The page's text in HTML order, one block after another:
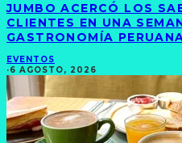
JUMBO ACERCÓ LOS
CLIENTES EN UNA
GASTRONOMÍA
EVENTOS
·6 AGOSTO, 2026